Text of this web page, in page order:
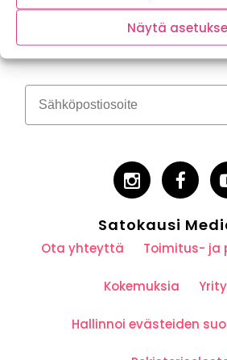
Näytä
Tilaa
Satokausi
Ota yhteyttä Toimitus- ja
Kokemuksia
Hallinnoi evästeiden